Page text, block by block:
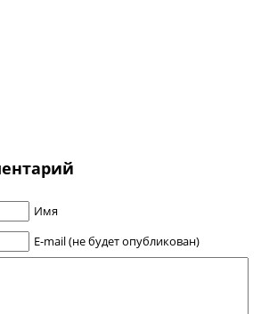
Имя
E-mail (не будет опубликован)